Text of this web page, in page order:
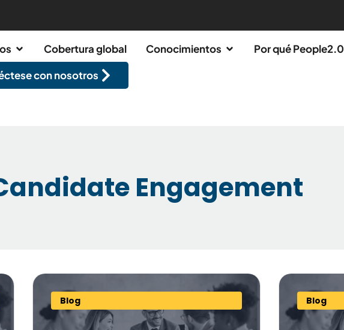
Cobertura global Conocimientos
Por qué People2.0
con nosotros
Engagement
Blog Blog